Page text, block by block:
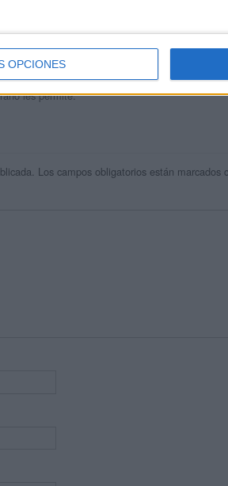
OPCIONES
blog, es la apuesta personal de dos profesores
son los encargados de los contenidos que
la mayor parte del tiempo, que sus tareas
les permite.
Los campos obligatorios están marcados